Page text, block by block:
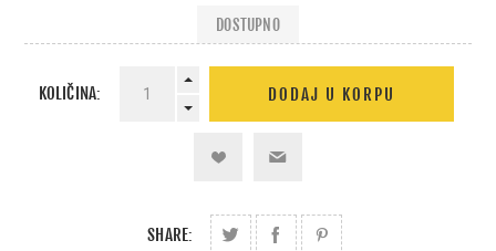
DOSTUPNO
KOLIČINA:
SHARE: